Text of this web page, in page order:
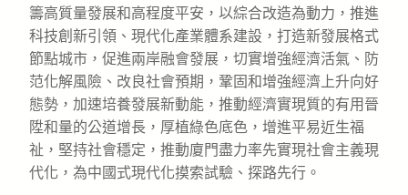
籌高質量發展和高程度平安，以綜合改造為動力，推進
科技創新引領、現代化產業體系建設，打造新發展格式
節點城市，促進兩岸融會發展，切實增強經濟活氣、防
范化解風險、改良社會預期，鞏固和增強經濟上升向好
態勢，加速培養發展新動能，推動經濟實現質的有用晉
陞和量的公道增長，厚植綠色底色，增進平易近生福
祉，堅持社會穩定，推動廈門盡力率先實現社會主義現
代化，為中國式現代化摸索試驗、探路先行。